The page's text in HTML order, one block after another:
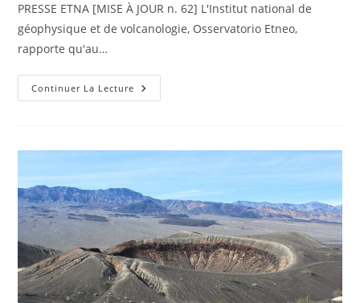
PRESSE ETNA [MISE À JOUR n. 62] L'Institut national de
géophysique et de volcanologie, Osservatorio Etneo,
rapporte qu'au…
Continuer La Lecture 01
Aout
Etna
,
Japon
:
Nishinoshima
,
Kamchatka
:
Karymsky
,